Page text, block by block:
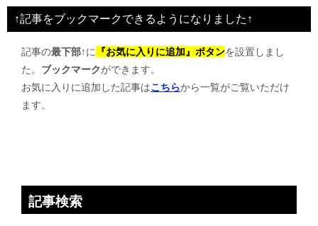
ビ
ゲ
↑記事をブックマークできるようになりました↑
記事の最下部↑に 『お気に入りに追加』ボタンを設置しまし
た。 ブックマークができます。
お気に入りに追加した記事はこちらから一覧がご覧いただけ
ます。
記事検索